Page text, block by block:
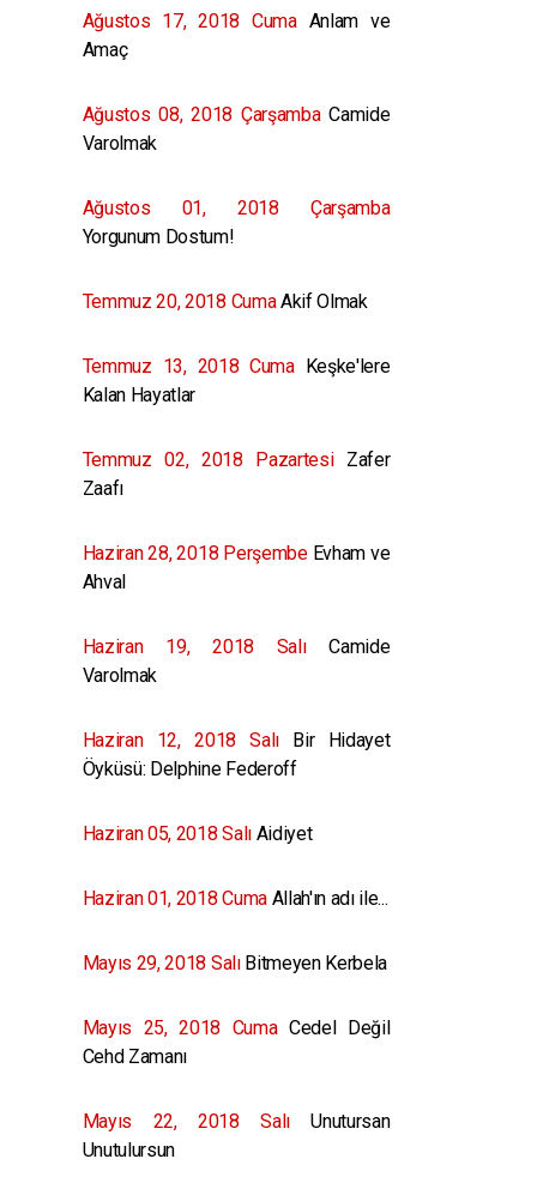
Ağustos 17, 2018 CumaAnlam ve
Amaç
Ağustos 08, 2018 ÇarşambaCamide
Varolmak
Ağustos 01, 2018 Çarşamba
Yorgunum Dostum!
Temmuz 20, 2018 CumaAkif Olmak
Temmuz 13, 2018 CumaKeşke'lere
Kalan Hayatlar
Temmuz 02, 2018 PazartesiZafer
Zaafı
Haziran 28, 2018 PerşembeEvham ve
Ahval
Haziran 19, 2018 SalıCamide
Varolmak
Haziran 12, 2018 SalıBir Hidayet
Öyküsü: Delphine Federoff
Haziran 05, 2018 SalıAidiyet
Haziran 01, 2018 CumaAllah'ın adı ile...
Mayıs 29, 2018 SalıBitmeyen Kerbela
Mayıs 25, 2018 CumaCedel Değil
Cehd Zamanı
Mayıs 22, 2018 SalıUnutursan
Unutulursun